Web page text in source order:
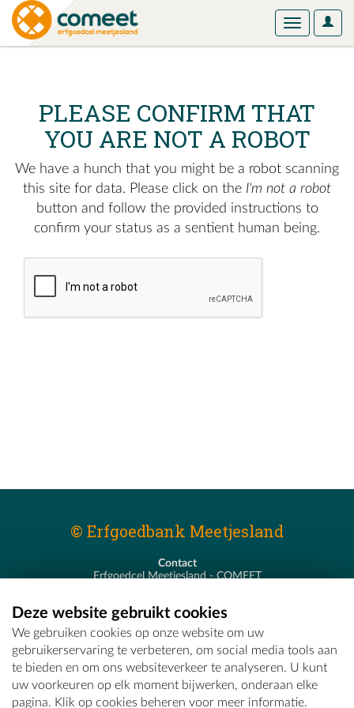
User
Toggle
PLEASE CONFIRM THAT
YOU ARE NOT A ROBOT
We have a hunch that you might be a robot scanning
this site for data. Please click on the I'm not a robot
button and follow the provided instructions to
confirm your status as a sentient human being.
© Erfgoedbank Meetjesland
Contact
Erfgoedcel Meetjesland - COMEET
T - 09 373 75 96
E -erfgoedcel@comeet.be
Deze website gebruikt cookies
We gebruiken cookies op onze website om uw
gebruikerservaring te verbeteren, om social media tools aan
te bieden en om ons websiteverkeer te analyseren. U kunt
uw voorkeuren op elk moment bijwerken, onderaan elke
pagina. Klik op cookies beheren voor meer informatie.